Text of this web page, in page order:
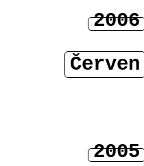
2006
Červen
2005